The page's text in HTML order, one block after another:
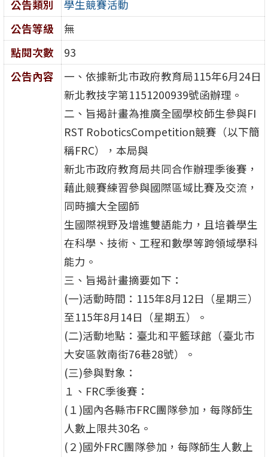
公告類別
學生競賽活動
公告等級
無
點閱次數
93
公告內容
一、依據新北市政府教育局115年6月24日
新北教技字第1151200939號函辦理。
二、旨揭計畫為推廣全國學校師生參與FI
RST RoboticsCompetition競賽（以下簡
稱FRC），本局與
新北市政府教育局共同合作辦理季後賽，
藉此競賽練習參與國際區域比賽及交流，
同時擴大全國師
生國際視野及增進雙語能力，且培養學生
在科學、技術、工程和數學等跨領域學科
能力。
三、旨揭計畫摘要如下：
(一)活動時間：115年8月12日（星期三）
至115年8月14日（星期五）。
(二)活動地點：臺北和平籃球館（臺北市
大安區敦南街76巷28號）。
(三)參與對象：
１、FRC季後賽：
(１)國內各縣市FRC團隊參加，每隊師生
人數上限共30名。
(２)國外FRC團隊參加，每隊師生人數上